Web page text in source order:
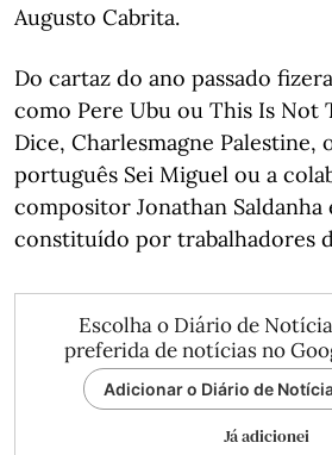
Augusto Cabrita.
Do cartaz do ano passado
como Pere Ubu ou This Is Not
Dice, Charlesmagne Palestine,
português Sei Miguel ou a
compositor Jonathan Saldanha
constituído por trabalhadores
Escolha o Diário de
preferida de notícias no
Adicionar o Diário de
Já adicionei